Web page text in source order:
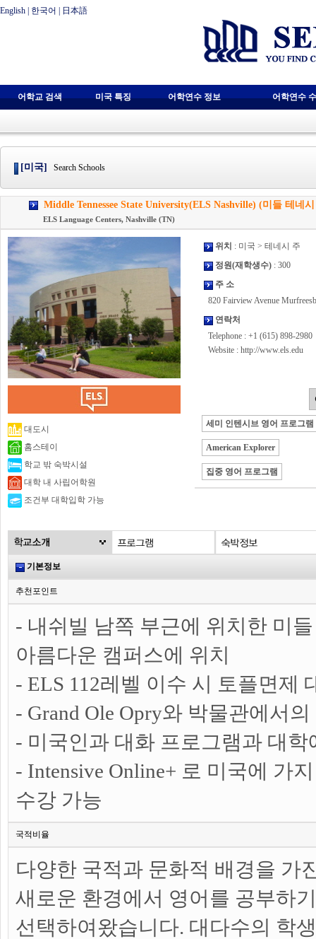
English 한국어 日本語
어학교 검색 미국 특징 어학연수 정보 어학연수
[미국] Search Schools
Middle Tennessee State University(ELS Nashville) (미들 테네
ELS Language Centers, Nashville (TN)
대도시
홈스테이
학교 밖 숙박시설
대학 내 사립어학원
조건부 대학입학 가능
위치 : 미국 > 테네시 주
정원(재학생수) : 300
주 소
820 Fairview Avenue
연락처
Telephone : +1 (615) 898-2980
Website : http://www.els.edu
세미 인텐시브 영어 프로그램
American Explorer
집중 영어 프로그램
기본정보
추천포인트
- 내쉬빌 남쪽 부근에 위치한 미
아름다운 캠퍼스에 위치
- ELS 112레벨 이수 시 토플면제
- Grand Ole Opry와 박물관에서
- 미국인과 대화 프로그램과 대학
- Intensive Online+ 로 미국에 가
수강 가능
국적비율
다양한 국적과 문화적 배경을 가
새로운 환경에서 영어를 공부하
선택하여왔습니다. 대다수의 학